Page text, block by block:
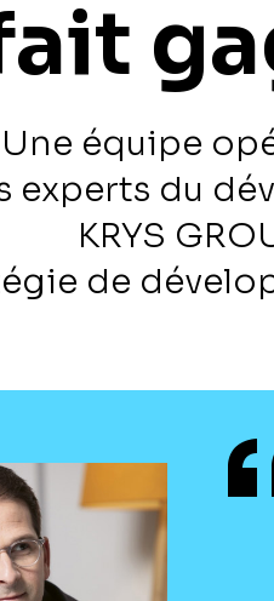
Une équipe
experts du
KRYS
de